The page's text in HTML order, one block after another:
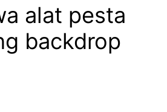
alat pesta
backdrop